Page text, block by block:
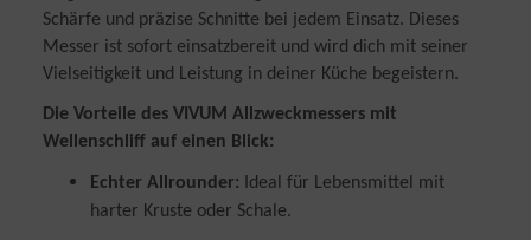
Schärfe und präzise Schnitte bei jedem Einsatz. Dieses
Messer ist sofort einsatzbereit und wird dich mit seiner
Vielseitigkeit und Leistung in deiner Küche begeistern.
Die Vorteile des VIVUM Allzweckmessers mit
Wellenschliff auf einen Blick:
Echter Allrounder: Ideal für Lebensmittel mit
harter Kruste oder Schale.
Messung der Performance von Inhalten
Analyse von Zielgruppen durch Statistiken oder Kombinationen
von Daten aus verschiedenen Quellen
Entwicklung und Verbesserung der Angebote
Verwendung reduzierter Daten zur Auswahl von Inhalten
Besondere Features:
Verwendung genauer Standortdaten